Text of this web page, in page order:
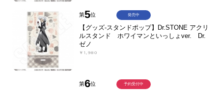
第5位
【グッズ-スタンドポップ】Dr.STONE アクリ
ルスタンド ホワイマンといっしょver. Dr.
ゼノ
￥1,980
発売中
第6位 予約受付中